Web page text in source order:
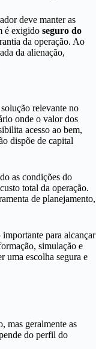
deve manter as
é exigido seguro do
da operação. Ao
da alienação,
relevante no
onde o valor dos
acesso ao bem,
dispõe de capital
as condições do
total da operação.
de planejamento,
para alcançar
simulação e
uma escolha segura e
mas geralmente as
do perfil do